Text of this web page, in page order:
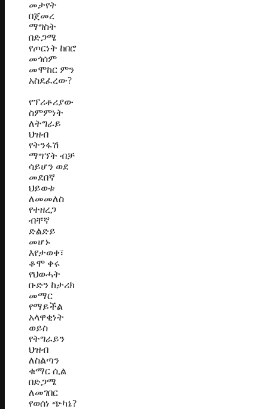
መታየት
በጀመረ
ማግስት
በድጋሜ
የጦርነት ከበሮ
መጎሰም
መሞከር ምን
አስደፈረው?
የፕሪቶሪያው
ስምምነት
ለትግራይ
ህዝብ
የትንፋሽ
ማግኘት ብቻ
ሳይሆን ወደ
መደበኛ
ህይወቱ
ለመመለስ
የተዘረጋ
ብቸኛ
ድልድይ
መሆኑ
እየታወቀ፣
ቆሞ ቀሩ
የህወሓት
ቡድን ከታሪክ
መማር
የማይችል
አላዋቂነት
ወይስ
የትግራይን
ህዝብ
ለስልጣን
ቁማር ሲል
በድጋሜ
ለመገበር
የወሰነ ጭካኔ?